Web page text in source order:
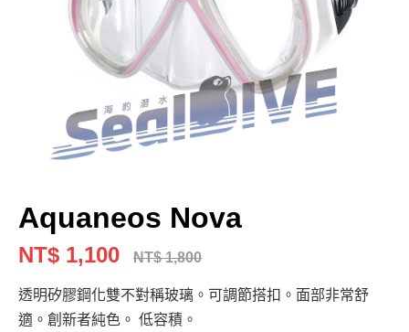
Aquaneos Nova
NT$ 1,100 NT$ 1,800
透明矽膠鋼化雙不對稱玻璃。可調節搭扣。面部非常舒
適。創新者純色。 低容積。